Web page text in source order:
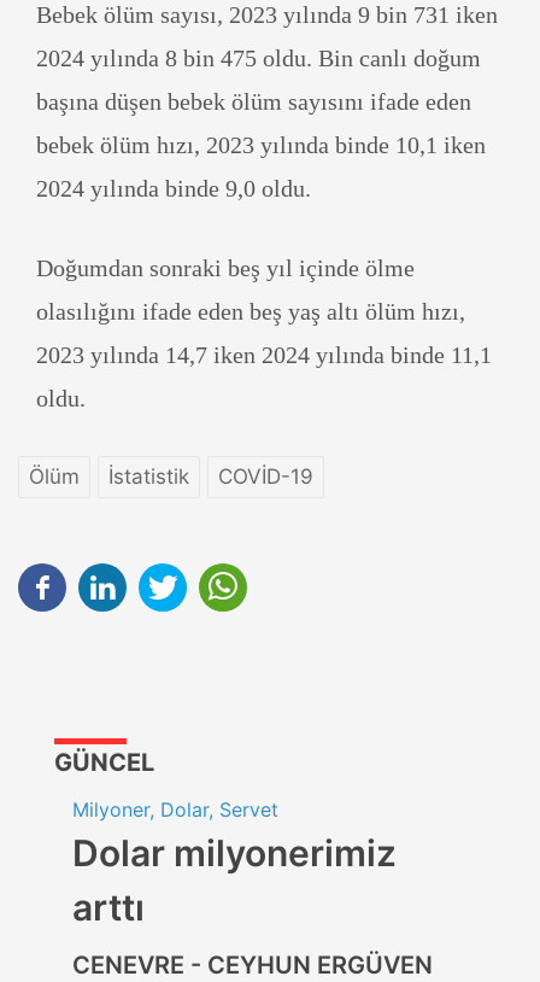
Bebek ölüm sayısı, 2023 yılında 9 bin 731 iken
2024 yılında 8 bin 475 oldu. Bin canlı doğum
başına düşen bebek ölüm sayısını ifade eden
bebek ölüm hızı, 2023 yılında binde 10,1 iken
2024 yılında binde 9,0 oldu.
Doğumdan sonraki beş yıl içinde ölme
olasılığını ifade eden beş yaş altı ölüm hızı,
2023 yılında 14,7 iken 2024 yılında binde 11,1
oldu.
Ölüm İstatistik COVİD-19
GÜNCEL
Milyoner, Dolar, Servet
Dolar milyonerimiz
arttı
CENEVRE - CEYHUN ERGÜVEN